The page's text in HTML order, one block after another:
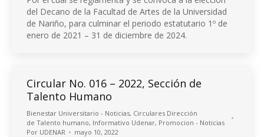
del Decano de la Facultad de Artes de la Universidad
de Nariño, para culminar el periodo estatutario 1º de
enero de 2021 – 31 de diciembre de 2024.
Circular No. 016 – 2022, Sección de
Talento Humano
Bienestar Universitario - Noticias, Circulares Dirección
de Talento humano, Informativo Udenar, Promocion - Noticias
Por UDENAR mayo 10, 2022